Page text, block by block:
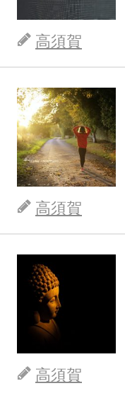
高須賀
高須賀
高須賀